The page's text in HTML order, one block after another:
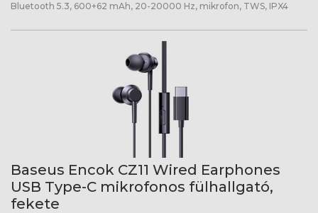
Bluetooth 5.3, 600+62 mAh, 20-20000 Hz, mikrofon, TWS, IPX4
Baseus Encok CZ11 Wired Earphones
USB Type-C mikrofonos fülhallgató,
fekete